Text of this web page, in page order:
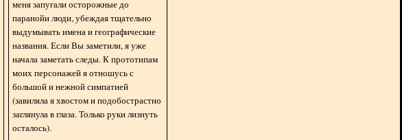
меня запугали осторожные до
паранойи люди, убеждая тщательно
выдумывать имена и географические
названия. Если Вы заметили, я уже
начала заметать следы. К прототипам
моих персонажей я отношусь с
большой и нежной симпатией
(завиляла я хвостом и подобострастно
заглянула в глаза. Только руки лизнуть
осталось).